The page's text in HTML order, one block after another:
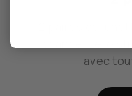
avec